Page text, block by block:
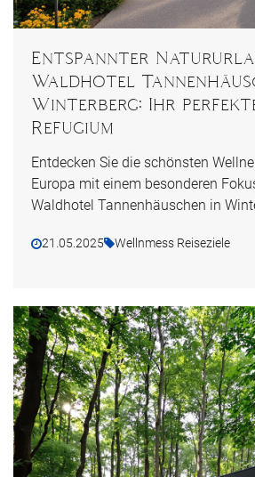
Entspannter
Waldhotel
Winterberg: Ihr
Refugium
Entdecken Sie die schönsten
Europa mit einem besonderen
Waldhotel Tannenhäuschen in
21.05.2025 Wellnmess Reiseziele